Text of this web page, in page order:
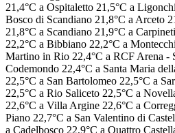
21,4°C a Ospitaletto 21,5°C a
Bosco di Scandiano 21,8°C a Arceto
21,8°C a Scandiano 21,9°C a
22,2°C a Bibbiano 22,2°C a
Martino in Rio 22,4°C a RCF Arena -
Codemondo 22,4°C a Santa Maria
22,5°C a San Bartolomeo 22,5°C a
22,5°C a Rio Saliceto 22,5°C a
22,6°C a Villa Argine 22,6°C a
Piano 22,7°C a San Valentino di
a Cadelbosco 22,9°C a Quattro